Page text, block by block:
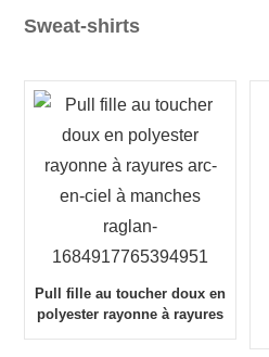
Sweat-shirts
Pull fille au toucher doux en
polyester rayonne à rayures